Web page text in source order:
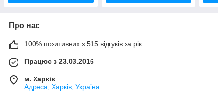
Про нас
100% позитивних з 515 відгуків за рік
Працює з 23.03.2016
м. Харків
Адреса, Харків, Україна